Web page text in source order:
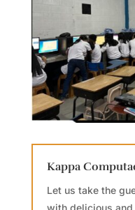
Kappa
Let us take the